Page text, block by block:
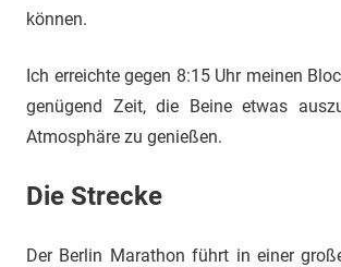
können.
Ich erreichte gegen 8:15 Uhr meinen
genügend Zeit, die Beine etwas
Atmosphäre zu genießen.
Die Strecke
Der Berlin Marathon führt in einer